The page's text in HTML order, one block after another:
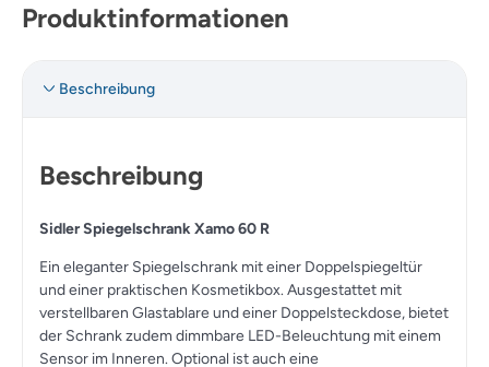
Produktinformationen
Beschreibung
Beschreibung
Sidler Spiegelschrank Xamo 60 R
Ein eleganter Spiegelschrank mit einer Doppelspiegeltür
und einer praktischen Kosmetikbox. Ausgestattet mit
verstellbaren Glastablare und einer Doppelsteckdose, bietet
der Schrank zudem dimmbare LED-Beleuchtung mit einem
Sensor im Inneren. Optional ist auch eine